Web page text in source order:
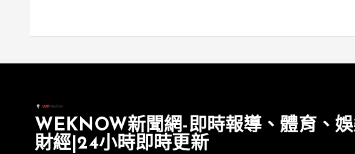
WEKNOW新聞網-即時報導、體育、娛
財經|24小時即時更新